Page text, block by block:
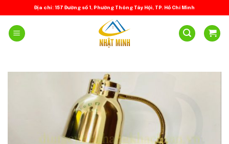
to
content
Địa chỉ: 157 Đường số 1, Phường Thông Tây Hội, TP. Hồ Chí Minh